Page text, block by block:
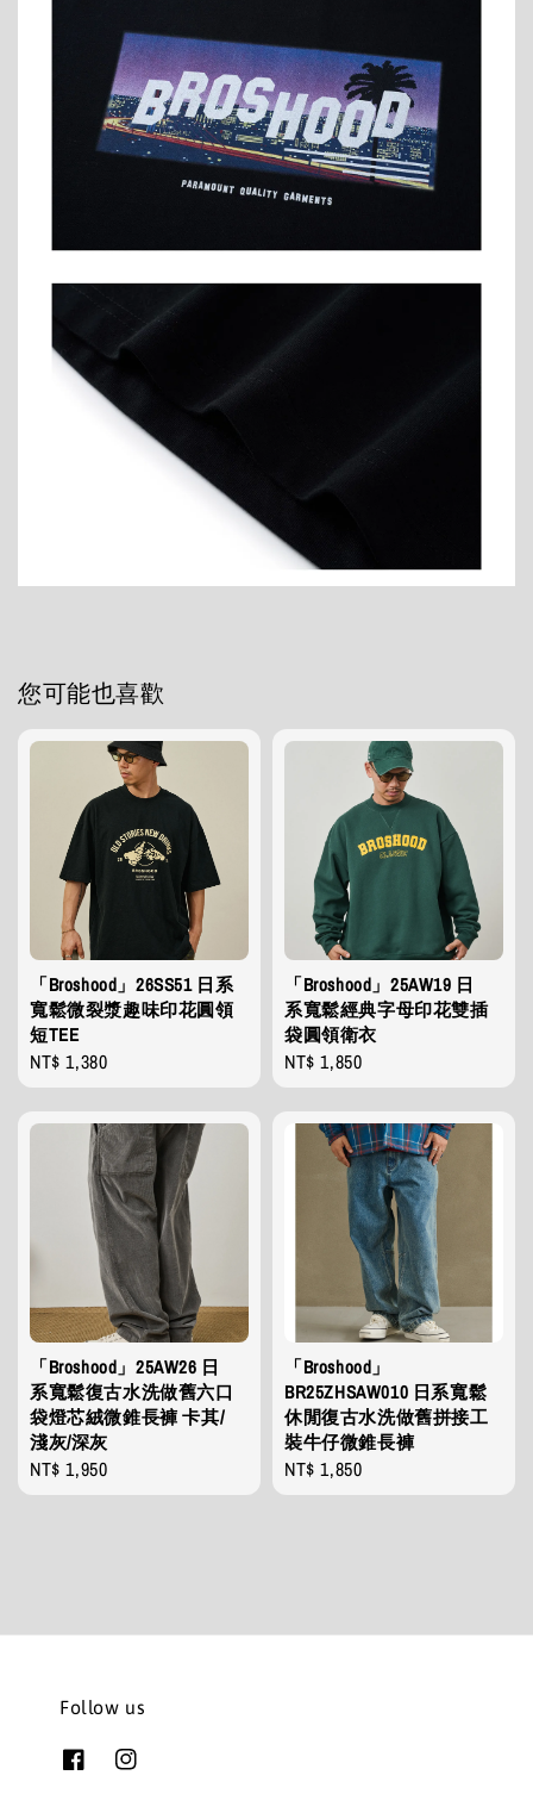
您可能也喜歡
「Broshood」26SS51 日系
寬鬆微裂漿趣味印花圓領
短TEE
Regular
price
NT$ 1,380
「Broshood」25AW19 日
系寬鬆經典字母印花雙插
袋圓領衛衣
Regular
price
NT$ 1,850
「Broshood」25AW26 日
系寬鬆復古水洗做舊六口
袋燈芯絨微錐長褲 卡其/
淺灰/深灰
Regular
price
NT$ 1,950
「Broshood」
BR25ZHSAW010 日系寬鬆
休閒復古水洗做舊拼接工
裝牛仔微錐長褲
Regular
price
NT$ 1,850
Follow us